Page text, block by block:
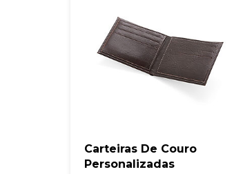
Carteiras De Couro
Personalizadas